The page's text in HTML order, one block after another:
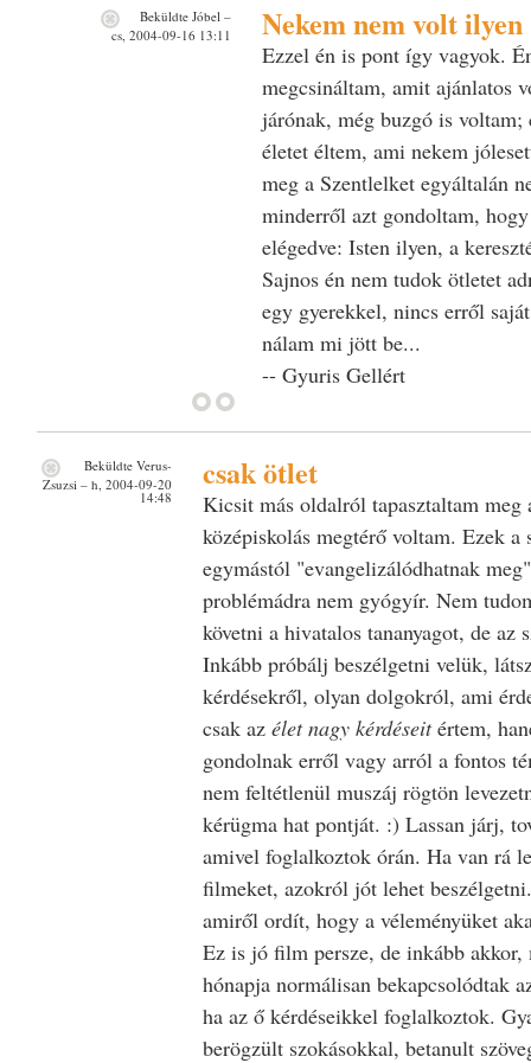
Nekem nem volt ilyen
Ezzel én is pont így vagyok.
megcsináltam, amit ajánlatos
járónak, még buzgó is voltam;
életet éltem, ami nekem
meg a Szentlelket egyáltalán
minderről azt gondoltam,
elégedve: Isten ilyen, a
Sajnos én nem tudok ötletet
egy gyerekkel, nincs erről
nálam mi jött be...
-- Gyuris Gellért
Beküldte Jóbel –
cs, 2004-09-16 13:11
csak ötlet
Kicsit más oldalról tapasztaltam meg
középiskolás megtérő voltam. Ezek a
egymástól "evangelizálódhatnak
problémádra nem gyógyír. Nem
követni a hivatalos tananyagot, de az
Inkább próbálj beszélgetni velük,
kérdésekről, olyan dolgokról, ami
csak az élet nagy kérdéseitértem,
gondolnak erről vagy arról a fontos
nem feltétlenül muszáj rögtön
kérügma hat pontját. :) Lassan járj,
amivel foglalkoztok órán. Ha van rá
filmeket, azokról jót lehet
amiről ordít, hogy a véleményüket
Ez is jó film persze, de inkább akkor,
hónapja normálisan bekapcsolódtak
ha az ő kérdéseikkel foglalkoztok.
berögzült szokásokkal, betanult
Beküldte Verus-
Zsuzsi – h, 2004-09-20
14:48